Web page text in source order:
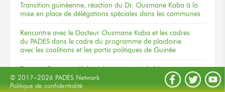
Transition guinéenne, réaction du Dr. Ousmane Kaba à la
mise en place de délégations spéciales dans les communes
Rencontre avec le Docteur Ousmane Kaba et les cadres
du PADES dans le cadre du programme de plaidoirie
avec les coalitions et les partis politiques de Guinée
DocteurOusmane Kaba à la cérémonie de bienvenue
aux nouveauxétudiantsde l’UKAG
© 2017–2026 PADES Network
Politique de confidentialité